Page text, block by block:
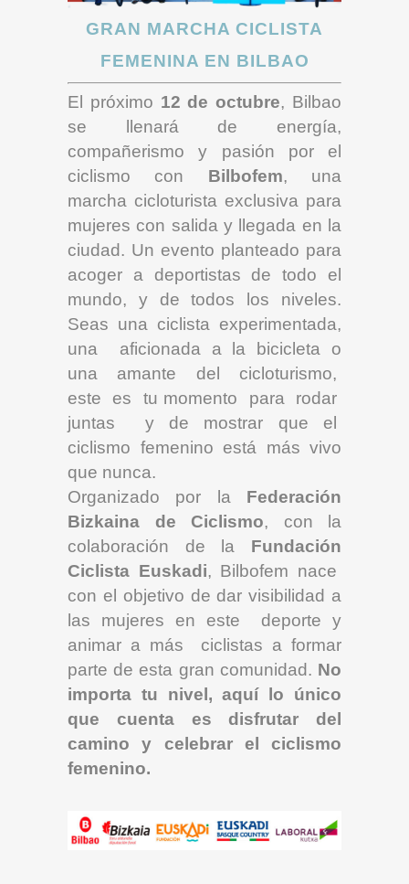
GRAN MARCHA CICLISTA
FEMENINA EN BILBAO
El próximo 12 de octubre, Bilbao
se llenará de energía,
compañerismo y pasión por el
ciclismo con Bilbofem, una
marcha cicloturista exclusiva para
mujeres con salida y llegada en la
ciudad. Un evento planteado para
acoger a deportistas de todo el
mundo, y de todos los niveles.
Seas una ciclista experimentada,
una aficionada a la bicicleta o
una amante del cicloturismo,
este es tu momento para rodar
juntas y de mostrar que el
ciclismo femenino está más vivo
que nunca.
Organizado por la Federación
Bizkaina de Ciclismo, con la
colaboración de la Fundación
Ciclista Euskadi, Bilbofem nace
con el objetivo de dar visibilidad a
las mujeres en este deporte y
animar a más ciclistas a formar
parte de esta gran comunidad. No
importa tu nivel, aquí lo único
que cuenta es disfrutar del
camino y celebrar el ciclismo
femenino.